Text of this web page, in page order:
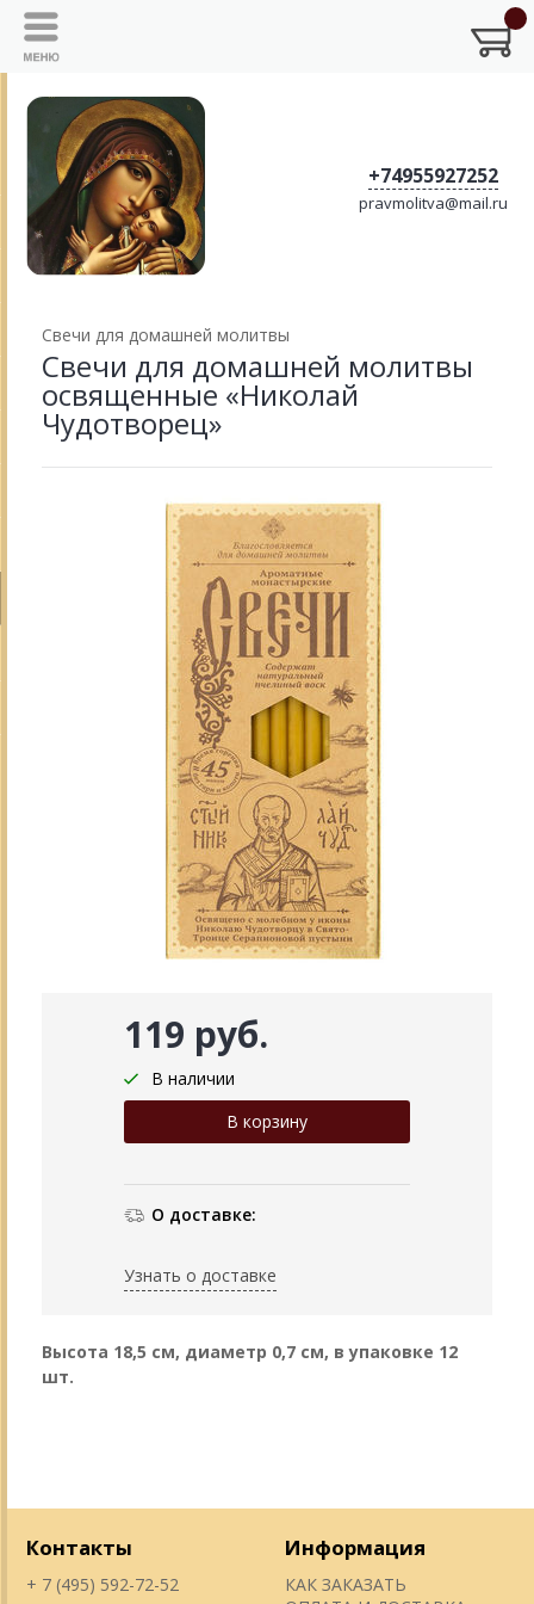
+74955927252
pravmolitva@mail.ru
Свечи для домашней молитвы
Свечи для домашней молитвы
освященные «Николай
Чудотворец»
119 руб.
В наличии
О доставке:
Узнать о доставке
Высота 18,5 см, диаметр 0,7 см, в упаковке 12
шт.
Контакты
+ 7 (495) 592-72-52
Информация
КАК ЗАКАЗАТЬ